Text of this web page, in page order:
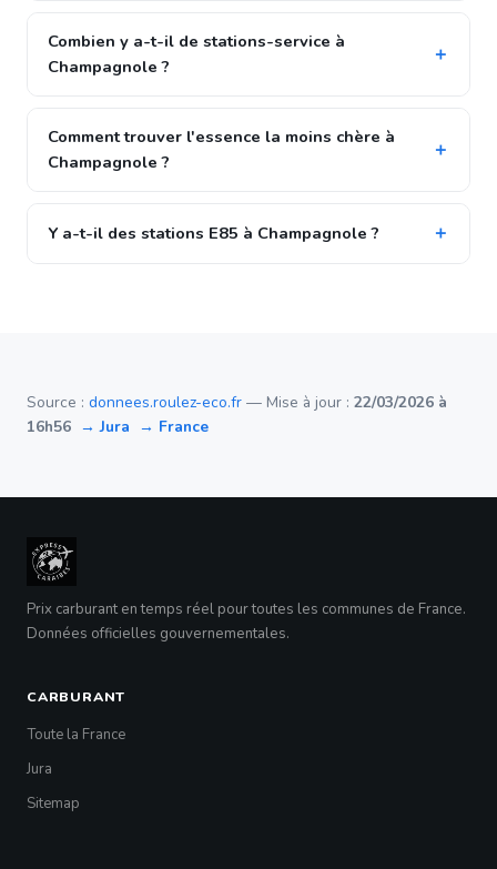
Combien y a-t-il de stations-service à
Champagnole ?
Comment trouver l'essence la moins chère à
Champagnole ?
Y a-t-il des stations E85 à Champagnole ?
Source : donnees.roulez-eco.fr — Mise à jour : 22/03/2026 à
16h56 → Jura → France
Prix carburant en temps réel pour toutes les communes de France.
Données officielles gouvernementales.
CARBURANT
Toute la France
Jura
Sitemap